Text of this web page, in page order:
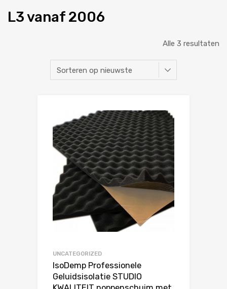
L3 vanaf 2006
Alle 3 resultaten
UNCATEGORIZED
IsoDemp Professionele
Geluidsisolatie STUDIO